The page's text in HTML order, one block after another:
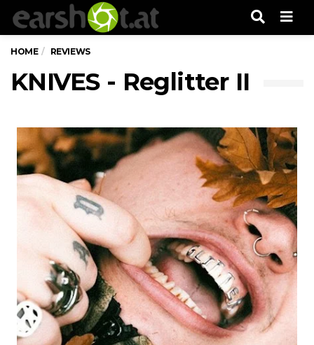
HOME REVIEWS
KNIVES - Reglitter II